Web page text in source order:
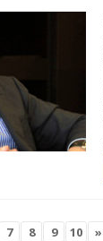
7 8 9 10 »